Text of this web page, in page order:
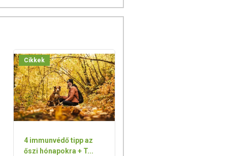
Cikkek
4 immunvédő tipp az
őszi hónapokra + T...